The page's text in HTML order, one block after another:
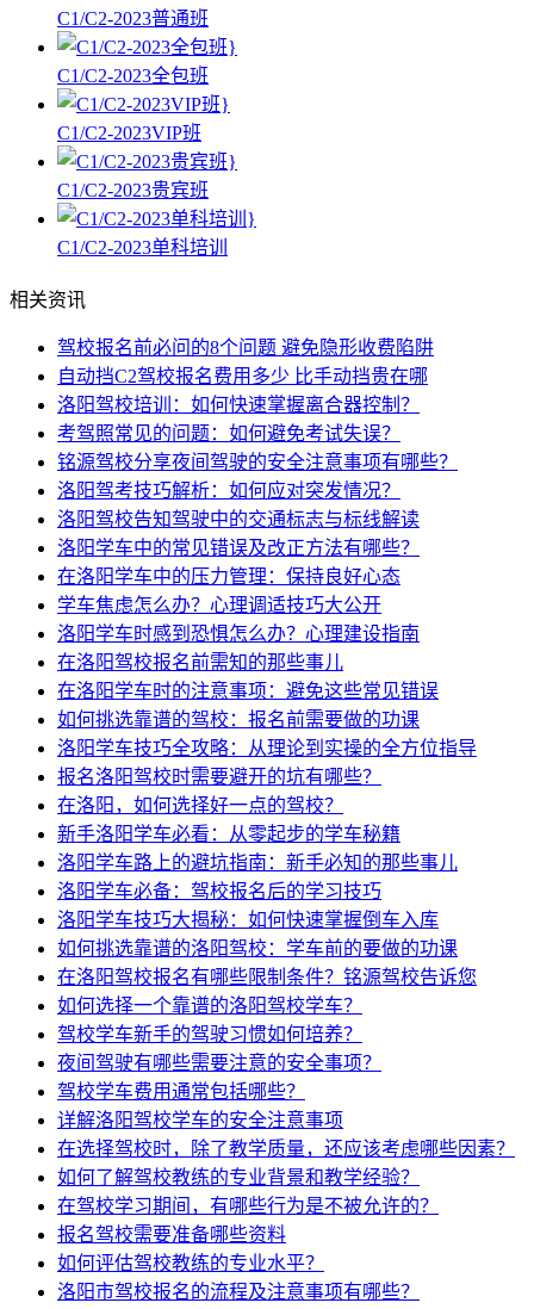
C1/C2-2023普通班
C1/C2-2023全包班
C1/C2-2023VIP班
C1/C2-2023贵宾班
C1/C2-2023单科培训
相关资讯
驾校报名前必问的8个问题 避免隐形收费陷阱
自动挡C2驾校报名费用多少 比手动挡贵在哪
洛阳驾校培训：如何快速掌握离合器控制？
考驾照常见的问题：如何避免考试失误？
铭源驾校分享夜间驾驶的安全注意事项有哪些？
洛阳驾考技巧解析：如何应对突发情况？
洛阳驾校告知驾驶中的交通标志与标线解读
洛阳学车中的常见错误及改正方法有哪些？
在洛阳学车中的压力管理：保持良好心态
学车焦虑怎么办？心理调适技巧大公开
洛阳学车时感到恐惧怎么办？心理建设指南
在洛阳驾校报名前需知的那些事儿
在洛阳学车时的注意事项：避免这些常见错误
如何挑选靠谱的驾校：报名前需要做的功课
洛阳学车技巧全攻略：从理论到实操的全方位指导
报名洛阳驾校时需要避开的坑有哪些？
在洛阳，如何选择好一点的驾校？
新手洛阳学车必看：从零起步的学车秘籍
洛阳学车路上的避坑指南：新手必知的那些事儿
洛阳学车必备：驾校报名后的学习技巧
洛阳学车技巧大揭秘：如何快速掌握倒车入库
如何挑选靠谱的洛阳驾校：学车前的要做的功课
在洛阳驾校报名有哪些限制条件？铭源驾校告诉您
如何选择一个靠谱的洛阳驾校学车？
驾校学车新手的驾驶习惯如何培养？
夜间驾驶有哪些需要注意的安全事项？
驾校学车费用通常包括哪些？
详解洛阳驾校学车的安全注意事项
在选择驾校时，除了教学质量，还应该考虑哪些因素？
如何了解驾校教练的专业背景和教学经验？
在驾校学习期间，有哪些行为是不被允许的？
报名驾校需要准备哪些资料
如何评估驾校教练的专业水平？
洛阳市驾校报名的流程及注意事项有哪些？